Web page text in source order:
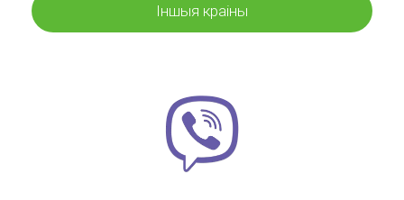
Іншыя краіны